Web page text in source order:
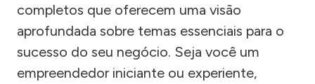
completos que oferecem uma visão
aprofundada sobre temas essenciais para o
sucesso do seu negócio. Seja você um
empreendedor iniciante ou experiente,